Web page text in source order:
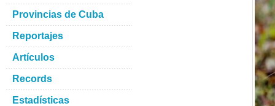
Provincias de Cuba
Reportajes
Artículos
Records
Estadísticas